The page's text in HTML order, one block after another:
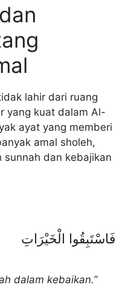
lahir dari ruang
yang kuat dalam Al-
ayat yang memberi
amal sholeh,
sunnah dan kebajikan
فَاسْتَبِقُوا الْخَيْرَاتِ
dalam kebaikan.”